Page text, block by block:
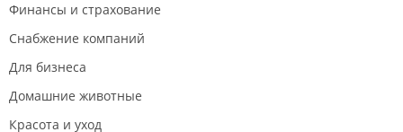
Финансы и страхование
Снабжение компаний
Для бизнеса
Домашние животные
Красота и уход